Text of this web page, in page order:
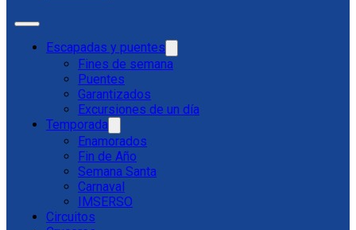
Escapadas y puentes
Fines de semana
Puentes
Garantizados
Excursiones de un día
Temporada
Enamorados
Fin de Año
Semana Santa
Carnaval
IMSERSO
Circuitos